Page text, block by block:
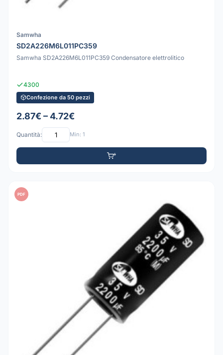
Samwha
SD2A226M6L011PC359
Samwha SD2A226M6L011PC359 Condensatore elettrolitico
4300
Confezione da 50 pezzi
2.87€ – 4.72€
Quantità: Min: 1
PDF